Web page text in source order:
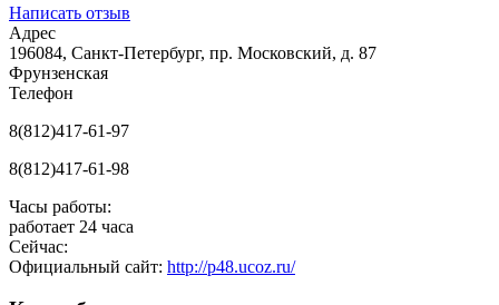
Написать отзыв
Адрес
196084, Санкт-Петербург, пр. Московский, д. 87
Фрунзенская
Телефон
8(812)417-61-97
8(812)417-61-98
Часы работы:
работает 24 часа
Сейчас:
Официальный сайт: http://p48.ucoz.ru/